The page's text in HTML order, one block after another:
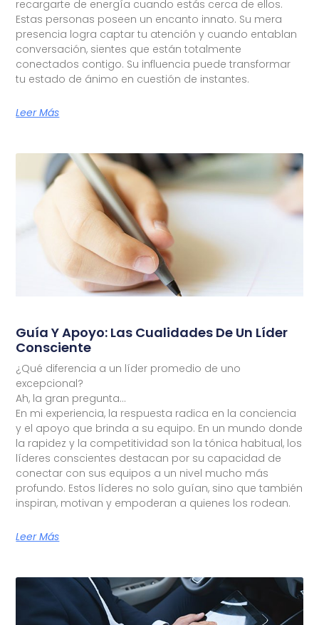
recargarte de energía cuando estás cerca de ellos.
Estas personas poseen un encanto innato. Su mera
presencia logra captar tu atención y cuando entablan
conversación, sientes que están totalmente
conectados contigo. Su influencia puede transformar
tu estado de ánimo en cuestión de instantes.
Leer Más
Guía Y Apoyo: Las Cualidades De Un Líder
Consciente
¿Qué diferencia a un líder promedio de uno
excepcional?
Ah, la gran pregunta…
En mi experiencia, la respuesta radica en la conciencia
y el apoyo que brinda a su equipo. En un mundo donde
la rapidez y la competitividad son la tónica habitual, los
líderes conscientes destacan por su capacidad de
conectar con sus equipos a un nivel mucho más
profundo. Estos líderes no solo guían, sino que también
inspiran, motivan y empoderan a quienes los rodean.
Leer Más